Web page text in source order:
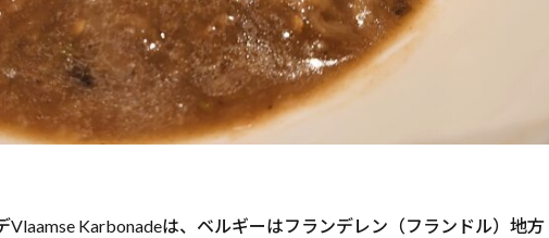
Vlaamse Karbonadeは、ベルギーはフランデレン（フランドル）地方